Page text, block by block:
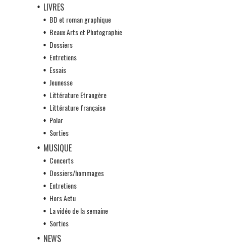
LIVRES
BD et roman graphique
Beaux Arts et Photographie
Dossiers
Entretiens
Essais
Jeunesse
Littérature Etrangère
Littérature française
Polar
Sorties
MUSIQUE
Concerts
Dossiers/hommages
Entretiens
Hors Actu
La vidéo de la semaine
Sorties
NEWS